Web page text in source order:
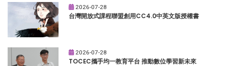
2026-07-28
台灣開放式課程聯盟創用CC4.0中英文版授權書
2026-07-28
TOCEC攜手均一教育平台 推動數位學習新未來